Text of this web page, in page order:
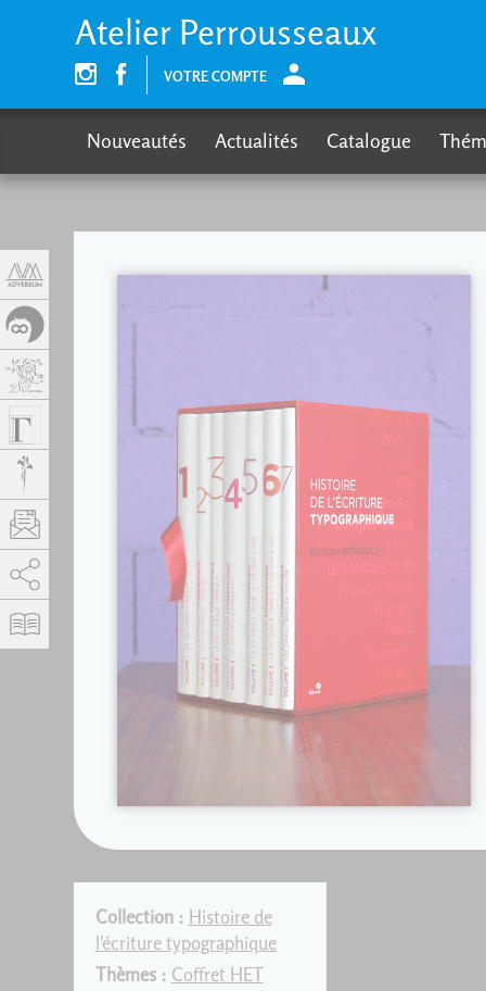
Collection : Histoire de
l'écriture typographique
Thèmes : Coffret HET
Atelier Perrousseaux
VOTRE COMPTE
Nouveautés Actualités Catalogue
Autoriser
Panneau de gestion des cookies